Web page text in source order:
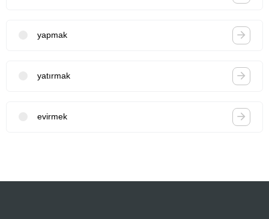
yapmak
yatırmak
evirmek